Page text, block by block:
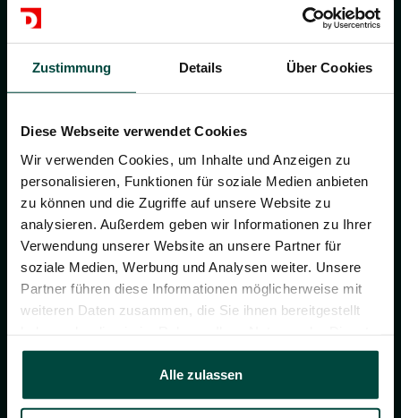
Zustimmung Details Über Cookies
Diese Webseite verwendet Cookies
Wir verwenden Cookies, um Inhalte und Anzeigen zu
personalisieren, Funktionen für soziale Medien anbieten
zu können und die Zugriffe auf unsere Website zu
analysieren. Außerdem geben wir Informationen zu Ihrer
Verwendung unserer Website an unsere Partner für
soziale Medien, Werbung und Analysen weiter. Unsere
Partner führen diese Informationen möglicherweise mit
weiteren Daten zusammen, die Sie ihnen bereitgestellt
gesammelt haben.
Alle zulassen
DUVENBECK Zentrale
Ruhrallee 7
Deutschland
www.duvenbeck.de
Kontakt zu uns
info@duvenbeck.de